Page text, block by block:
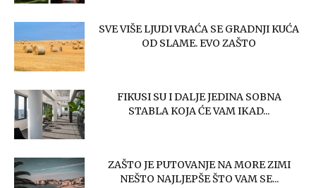
SVE VIŠE LJUDI VRAĆA SE GRADNJI KUĆA
OD SLAME. EVO ZAŠTO
FIKUSI SU I DALJE JEDINA SOBNA
STABLA KOJA ĆE VAM IKAD...
ZAŠTO JE PUTOVANJE NA MORE ZIMI
NEŠTO NAJLJEPŠE ŠTO VAM SE...